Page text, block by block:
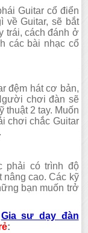
Guitar cổ điển
về Guitar, sẽ bắt
trái, cách đánh ở
các bài nhạc cổ
đệm hát cơ bản,
chơi đàn sẽ
thuật 2 tay. Muốn
chơi chắc Guitar
phải có trình độ
nâng cao. Các kỹ
bạn muốn trở
Gia sư dạy đàn
: